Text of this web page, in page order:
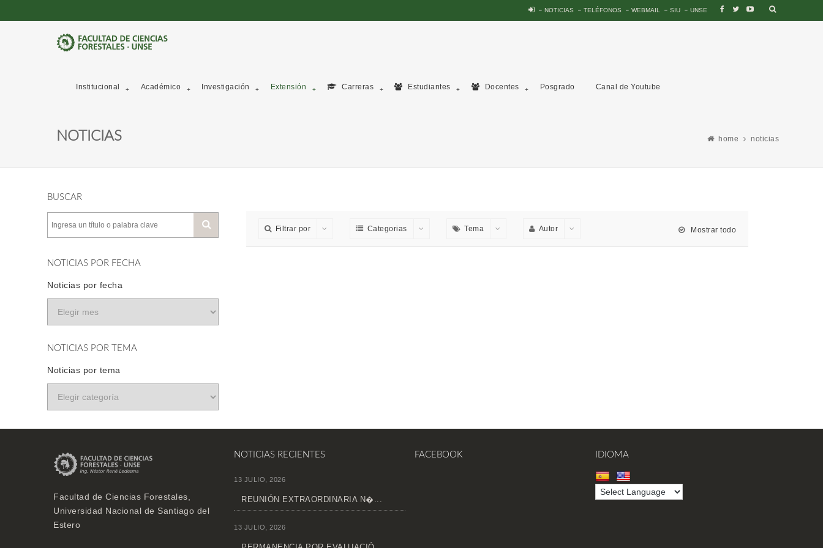
NOTICIAS TELÉFONOS WEBMAIL SIU UNSE
Institucional Académico Investigación Extensión Carreras Estudiantes Docentes Posgrado Canal de Youtube
NOTICIAS home noticias
BUSCAR
NOTICIAS POR FECHA
Noticias por fecha
NOTICIAS POR TEMA
Noticias por tema
Filtrar por Categorias Tema Autor Mostrar todo
Facultad de Ciencias Forestales,
Universidad Nacional de Santiago del
Estero
NOTICIAS RECIENTES
13 JULIO, 2026
REUNIÓN EXTRAORDINARIA N�...
13 JULIO, 2026
FACEBOOK IDIOMA